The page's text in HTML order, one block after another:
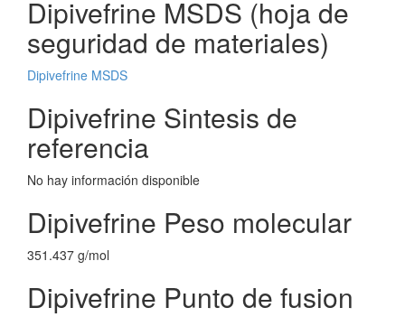
Dipivefrine MSDS (hoja de
seguridad de materiales)
Dipivefrine MSDS
Dipivefrine Sintesis de
referencia
No hay información disponible
Dipivefrine Peso molecular
351.437 g/mol
Dipivefrine Punto de fusion